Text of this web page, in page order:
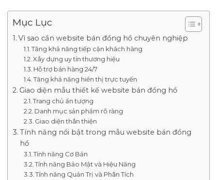
Mục Lục
Vì sao cần website bán đồng hồ chuyên nghiệp
Tăng khả năng tiếp cận khách hàng
Xây dựng uy tín thương hiệu
Hỗ trợ bán hàng 24/7
Tăng khả năng hiển thị trực tuyến
Giao diện mẫu thiết kế website bán đồng hồ
Trang chủ ấn tượng
Danh mục sản phẩm rõ ràng
Giao diện thân thiện
Tính năng nổi bật trong mẫu website bán đồng
hồ
Tính năng Cơ Bản
Tính năng Bảo Mật và Hiệu Năng
Tính năng Quản Trị và Phân Tích